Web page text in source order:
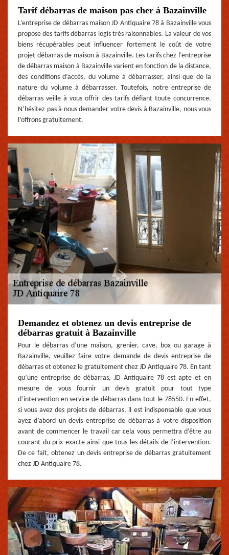
Tarif débarras de maison pas cher à Bazainville
L’entreprise de débarras maison JD Antiquaire 78 à Bazainville vous
propose des tarifs débarras logis très raisonnables. La valeur de vos
biens récupérables peut influencer fortement le coût de votre
projet débarras de maison à Bazainville. Les tarifs chez l’entreprise
de débarras maison à Bazainville varient en fonction de la distance,
des conditions d’accès, du volume à débarrasser, ainsi que de la
nature du volume à débarrasser. Toutefois, notre entreprise de
débarras veille à vous offrir des tarifs défiant toute concurrence.
N’hésitez pas à nous demander votre devis à Bazainville, nous vous
l’offrons gratuitement.
Demandez et obtenez un devis entreprise de
débarras gratuit à Bazainville
Pour le débarras d’une maison, grenier, cave, box ou garage à
Bazainville, veuillez faire votre demande de devis entreprise de
débarras et obtenez le gratuitement chez JD Antiquaire 78. En tant
qu’une entreprise de débarras, JD Antiquaire 78 est apte et en
mesure de vous fournir un devis gratuit pour tout type
d’intervention en service de débarras dans tout le 78550. En effet,
si vous avez des projets de débarras, il est indispensable que vous
ayez d’abord un devis entreprise de débarras à votre disposition
avant de commencer le travail car cela vous permettra d’être au
courant du prix exacte ainsi que tous les détails de l’intervention.
De ce fait, obtenez un devis entreprise de débarras gratuitement
chez JD Antiquaire 78.